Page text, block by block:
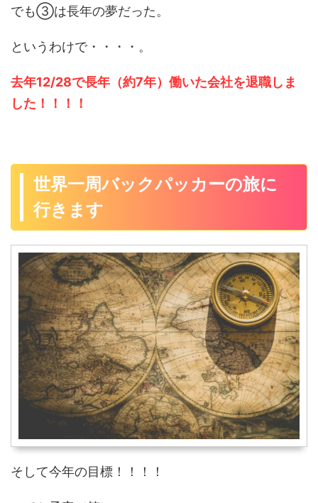
でも③は長年の夢だった。
というわけで・・・・。
去年12/28で長年（約7年）働いた会社を退職しま
した！！！！
世界一周バックパッカーの旅に
行きます
そして今年の目標！！！！